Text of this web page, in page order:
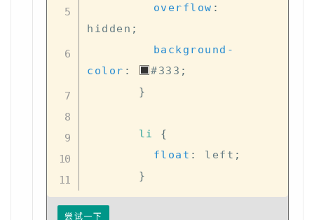
overflow :
hidden ;
background-
color : #333 ;
}
li
{
float : left ;
}
尝试一下